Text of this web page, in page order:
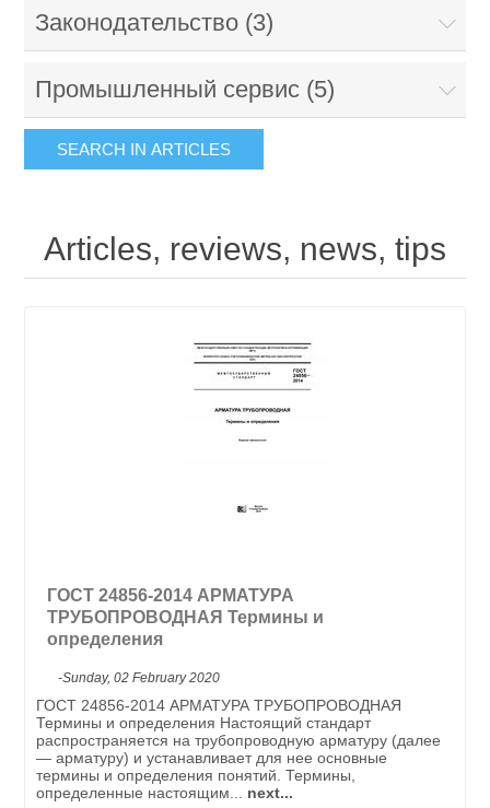
Законодательство (3)
Промышленный сервис (5)
Articles, reviews, news, tips
ГОСТ 24856-2014 АРМАТУРА
ТРУБОПРОВОДНАЯ Термины и
определения
-Sunday, 02 February 2020
ГОСТ 24856-2014 АРМАТУРА ТРУБОПРОВОДНАЯ
Термины и определения Настоящий стандарт
распространяется на трубопроводную арматуру (далее
— арматуру) и устанавливает для нее основные
термины и определения понятий. Термины,
определенные настоящим... next...